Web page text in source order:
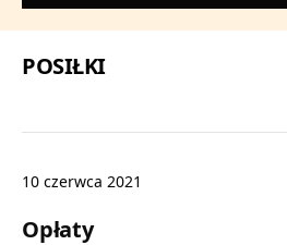
POSIŁKI
10 czerwca 2021
Opłaty